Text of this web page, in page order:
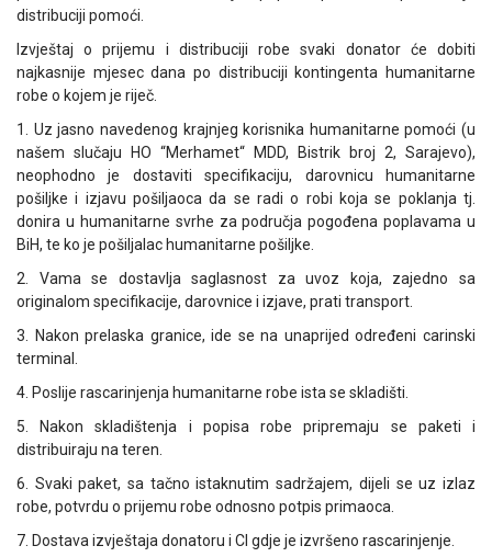
distribuciji pomoći.
Izvještaj o prijemu i distribuciji robe svaki donator će dobiti
najkasnije mjesec dana po distribuciji kontingenta humanitarne
robe o kojem je riječ.
1. Uz jasno navedenog krajnjeg korisnika humanitarne pomoći (u
našem slučaju HO “Merhamet“ MDD, Bistrik broj 2, Sarajevo),
neophodno je dostaviti specifikaciju, darovnicu humanitarne
pošiljke i izjavu pošiljaoca da se radi o robi koja se poklanja tj.
donira u humanitarne svrhe za područja pogođena poplavama u
BiH, te ko je pošiljalac humanitarne pošiljke.
2. Vama se dostavlja saglasnost za uvoz koja, zajedno sa
originalom specifikacije, darovnice i izjave, prati transport.
3. Nakon prelaska granice, ide se na unaprijed određeni carinski
terminal.
4. Poslije rascarinjenja humanitarne robe ista se skladišti.
5. Nakon skladištenja i popisa robe pripremaju se paketi i
distribuiraju na teren.
6. Svaki paket, sa tačno istaknutim sadržajem, dijeli se uz izlaz
robe, potvrdu o prijemu robe odnosno potpis primaoca.
7. Dostava izvještaja donatoru i CI gdje je izvršeno rascarinjenje.